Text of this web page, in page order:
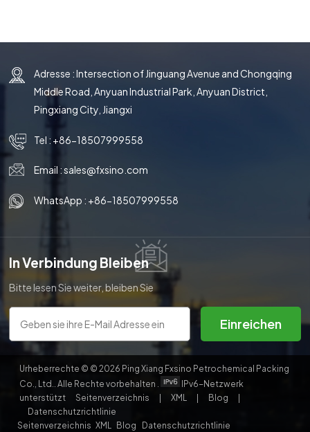
Adresse : Intersection of Jinguang Avenue and Chongqing
Middle Road, Anyuan Industrial Park, Anyuan District,
Pingxiang City, Jiangxi
Tel : +86-18507999558
Email :sales@fxsino.com
WhatsApp : +86-18507999558
In Verbindung Bleiben
Bitte lesen Sie weiter, bleiben Sie
auf dem Laufenden, abonnieren
Sie uns und wir heißen Sie
herzlich willkommen, uns Ihre
Meinung mitzuteilen.
Einreichen
Urheberrechte © © 2026 Ping Xiang Fxsino Petrochemical Packing
Co., Ltd.. Alle Rechte vorbehalten .
IPv6-Netzwerk
unterstützt
Seitenverzeichnis | XML | Blog
|
Datenschutzrichtlinie
Seitenverzeichnis XML Blog Datenschutzrichtlinie